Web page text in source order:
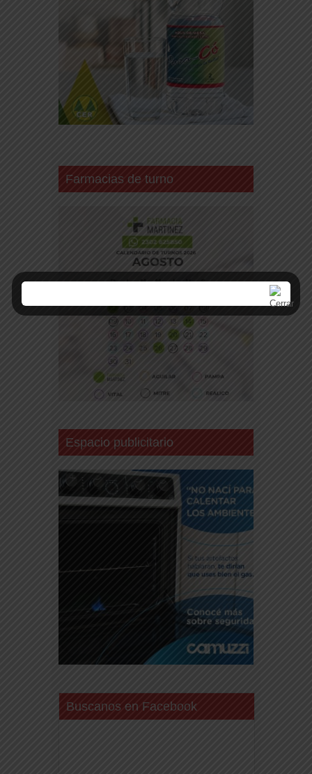
Farmacias de turno
Espacio publicitario
Buscanos en Facebook